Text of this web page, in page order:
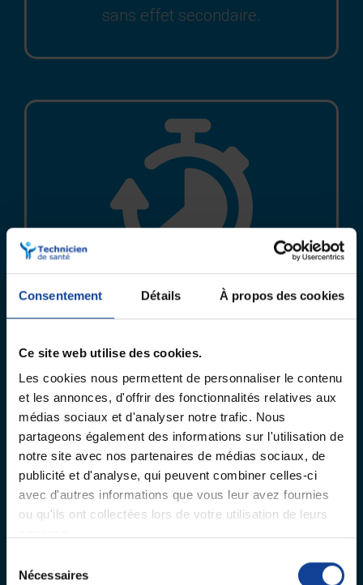
Consentement Détails À propos des cookies
Ce site web utilise des cookies.
Les cookies nous permettent de personnaliser le contenu
et les annonces, d'offrir des fonctionnalités relatives aux
médias sociaux et d'analyser notre trafic. Nous
partageons également des informations sur l'utilisation de
notre site avec nos partenaires de médias sociaux, de
publicité et d'analyse, qui peuvent combiner celles-ci
avec d'autres informations que vous leur avez fournies
ou qu'ils ont collectées lors de votre utilisation de leurs
Nécessaires
sans effet secondaire.
La location d’électrostimulateur offre de
nombreux avantages tels que le gain de
temps. En effet, grâce à la location
d’électrostimulateur, vous n’avez plus
besoin de vous déplacer chez le
kinésithérapeute !